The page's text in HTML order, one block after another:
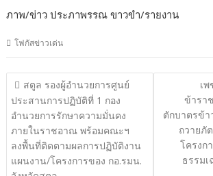
ภาพ/ข่าว ประภาพรรณ ขาวขำ/รายงาน
โฟกัสข่าวเด่น
แนะแนว
เรื่อง
สตูล รองผู้อำนวยการศูนย์
ประสานการปฏิบัติที่ 1 กอง
อำนวยการรักษาความมั่นคง
ภายในราชอาณ พร้อมคณะฯ
ลงพื้นที่ติดตามผลการปฏิบัติงาน
แผนงาน/โครงการของ กอ.รมน.
เ
ข้ารา
ตักบาตรข้า
ถวายภั
โครงก
ธรรมเ